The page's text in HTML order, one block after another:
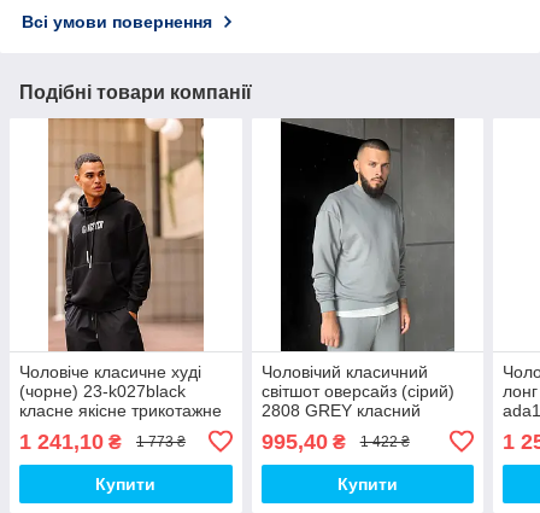
Всі умови повернення
Подібні товари компанії
Чоловіче класичне худі
(чорне) 23-k027black
класне якісне трикотажне
1 241,10 ₴ 1 773 ₴
Купити
Чоловічий класичний
світшот оверсайз (сірий)
2808 GREY класний
світшот для хлопця топ
995,40₴ 1 422 ₴
Купити
1